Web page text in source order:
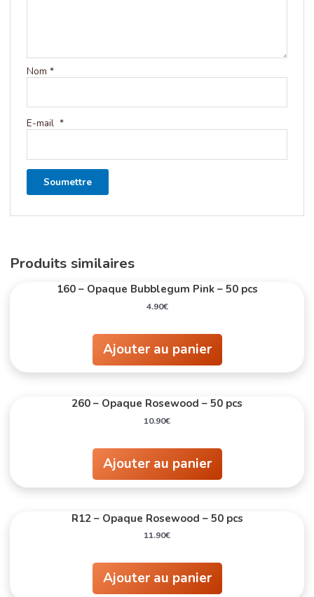
Nom *
E-mail *
Produits similaires
160 – Opaque Bubblegum Pink – 50 pcs
4.90€
Ajouter au panier
260 – Opaque Rosewood – 50 pcs
10.90€
Ajouter au panier
R12 – Opaque Rosewood – 50 pcs
11.90€
Ajouter au panier